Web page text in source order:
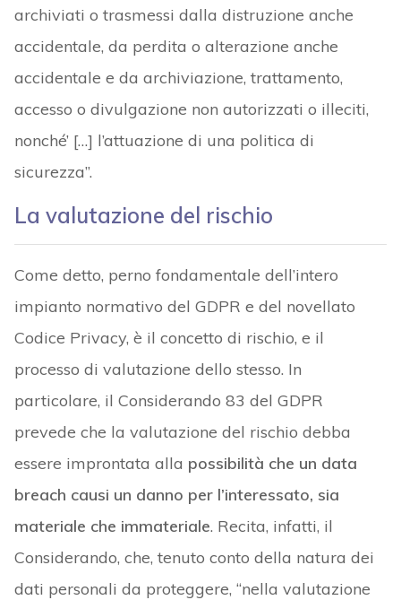
archiviati o trasmessi dalla distruzione anche
accidentale, da perdita o alterazione anche
accidentale e da archiviazione, trattamento,
accesso o divulgazione non autorizzati o illeciti,
nonché’ […] l’attuazione di una politica di
sicurezza”.
La valutazione del rischio
Come detto, perno fondamentale dell’intero
impianto normativo del GDPR e del novellato
Codice Privacy, è il concetto di rischio, e il
processo di valutazione dello stesso. In
particolare, il Considerando 83 del GDPR
prevede che la valutazione del rischio debba
essere improntata alla possibilità che un data
breach causi un danno per l’interessato, sia
materiale che immateriale. Recita, infatti, il
Considerando, che, tenuto conto della natura dei
dati personali da proteggere, “nella valutazione